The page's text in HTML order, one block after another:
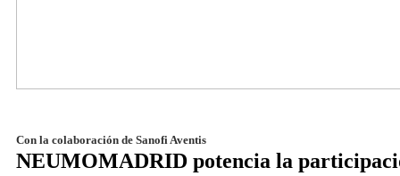
Con la colaboración de Sanofi Aventis
NEUMOMADRID potencia la